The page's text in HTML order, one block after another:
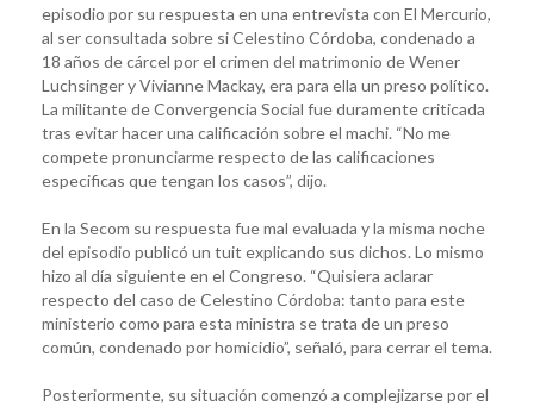
episodio por su respuesta en una entrevista con El Mercurio,
al ser consultada sobre si Celestino Córdoba, condenado a
18 años de cárcel por el crimen del matrimonio de Wener
Luchsinger y Vivianne Mackay, era para ella un preso político.
La militante de Convergencia Social fue duramente criticada
tras evitar hacer una calificación sobre el machi. “No me
compete pronunciarme respecto de las calificaciones
especificas que tengan los casos”, dijo.
En la Secom su respuesta fue mal evaluada y la misma noche
del episodio publicó un tuit explicando sus dichos. Lo mismo
hizo al día siguiente en el Congreso. “Quisiera aclarar
respecto del caso de Celestino Córdoba: tanto para este
ministerio como para esta ministra se trata de un preso
común, condenado por homicidio”, señaló, para cerrar el tema.
Posteriormente, su situación comenzó a complejizarse por el